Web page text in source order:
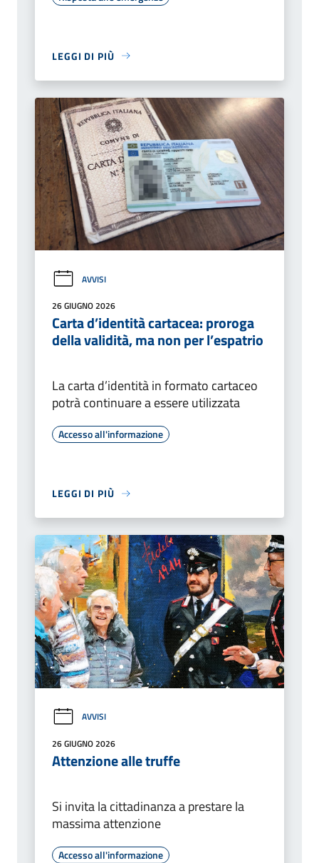
LEGGI DI PIÙ
AVVISI
26 GIUGNO 2026
Carta d’identità cartacea: proroga
della validità, ma non per l’espatrio
La carta d’identità in formato cartaceo
potrà continuare a essere utilizzata
Accesso all'informazione
LEGGI DI PIÙ
AVVISI
26 GIUGNO 2026
Attenzione alle truffe
Si invita la cittadinanza a prestare la
massima attenzione
Accesso all'informazione